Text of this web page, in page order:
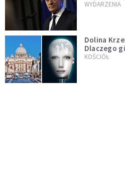
WYDARZENIA
Dolina
Dlaczego
KOŚCIÓŁ